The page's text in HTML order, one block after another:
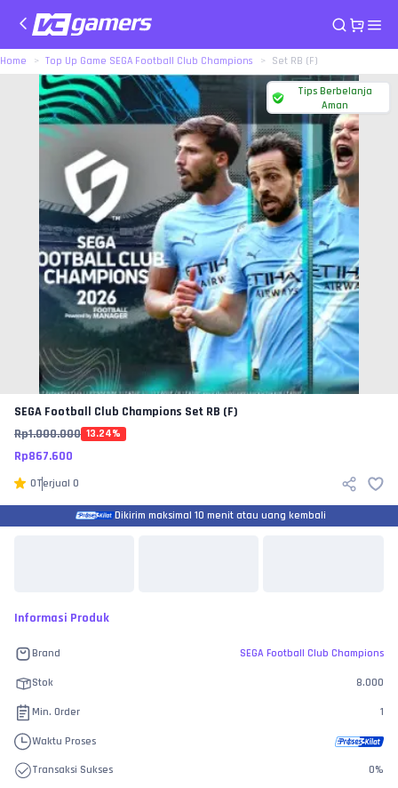
Home Top Up Game SEGA Football Club Champions Set RB (F)
Tips Berbelanja
Aman
SEGA Football Club Champions Set RB (F)
Rp1.000.000 13.24%
Rp867.600
0Terjual 0
Dikirim maksimal 10 menit atau uang kembali
Informasi Produk
Brand SEGA Football Club Champions
Stok 8.000
Min. Order 1
Waktu Proses
Transaksi Sukses 0%